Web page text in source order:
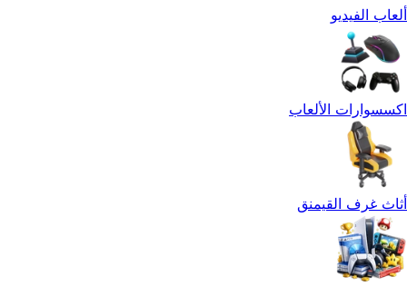
ألعاب الفيديو
اكسسوارات الألعاب
أثاث غرف القيمنق